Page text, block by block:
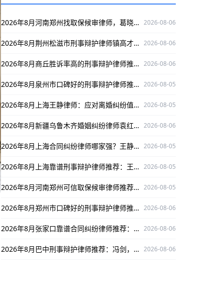
2026年8月河南郑州找取保候审律师，葛晓波深耕多领域，办案严谨口碑出众！ 2026-08-06
2026年8月荆州松滋市刑事辩护律师镇高才：诚信之选，为当事人权益保驾护航 2026-08-06
2026年8月商丘胜诉率高的刑事辩护律师推荐：陈佳 2026-08-06
2026年8月泉州市口碑好的刑事辩护律师推荐：林惠文 2026-08-05
2026年8月上海王静律师：应对离婚纠纷值得信赖之选 2026-08-05
2026年8月新疆乌鲁木齐婚姻纠纷律师袁红军：深耕婚姻纠纷领域，为当事人权益护航 2026-08-06
2026年8月上海合同纠纷律师哪家强？王静律师深耕领域口碑出众，值得关注！ 2026-08-05
2026年8月上海靠谱刑事辩护律师推荐：王静律师口碑出众实力强 2026-08-05
2026年8月河南郑州可信取保候审律师推荐：石闯，专业办案为当事人护航 2026-08-05
2026年8月郑州市口碑好的刑事辩护律师推荐：王丽实力出众为你排忧解难 2026-08-06
2026年8月张家口靠谱合同纠纷律师推荐：王世忠，专业保障当事人权益 2026-08-06
2026年8月巴中刑事辩护律师推荐：冯剑，深耕刑辩领域，口碑出众，为当事人权益护航 2026-08-06